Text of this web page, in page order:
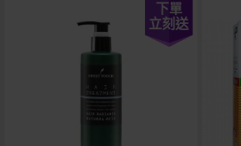
下單
立刻送